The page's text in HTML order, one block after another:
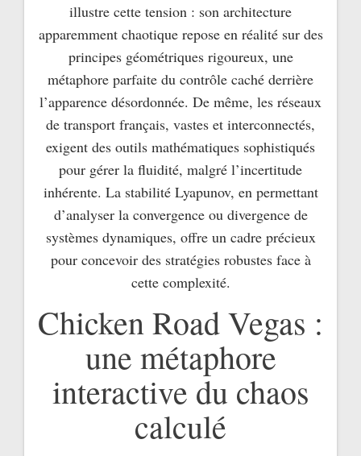
illustre cette tension : son architecture
apparemment chaotique repose en réalité sur des
principes géométriques rigoureux, une
métaphore parfaite du contrôle caché derrière
l’apparence désordonnée. De même, les réseaux
de transport français, vastes et interconnectés,
exigent des outils mathématiques sophistiqués
pour gérer la fluidité, malgré l’incertitude
inhérente. La stabilité Lyapunov, en permettant
d’analyser la convergence ou divergence de
systèmes dynamiques, offre un cadre précieux
pour concevoir des stratégies robustes face à
cette complexité.
Chicken Road Vegas :
une métaphore
interactive du chaos
calculé